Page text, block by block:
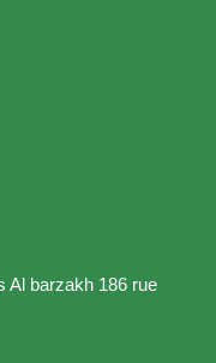
Al barzakh 186 rue